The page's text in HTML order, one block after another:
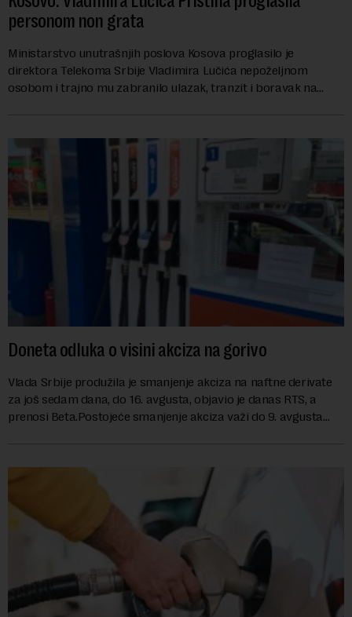
personom non grata
Ministarstvo unutrašnjih poslova Kosova proglasilo je
direktora Telekoma Srbije Vladimira Lučića nepoželjnom
osobom i trajno mu zabranilo ulazak, tranzit i boravak na
Doneta odluka o visini akciza na gorivo
Vlada Srbije produžila je smanjenje akciza na naftne derivate
za još sedam dana, do 16. avgusta, objavio je danas RTS, a
prenosi Beta.Postojeće smanjenje akciza važi do 9. avgusta